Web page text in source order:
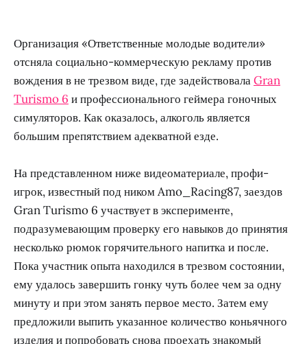
Организация «Ответственные молодые водители»
отсняла социально-коммерческую рекламу против
вождения в не трезвом виде, где задействовалаGran
Turismo 6 и профессионального геймера гоночных
симуляторов. Как оказалось, алкоголь является
большим препятствием адекватной езде.
На представленном ниже видеоматериале, профи-
игрок, известный под ником Amo_Racing87, заездов
Gran Turismo 6 участвует в эксперименте,
подразумевающим проверку его навыков до принятия
несколько рюмок горячительного напитка и после.
Пока участник опыта находился в трезвом состоянии,
ему удалось завершить гонку чуть более чем за одну
минуту и при этом занять первое место. Затем ему
предложили выпить указанное количество коньячного
изделия и попробовать снова проехать знакомый